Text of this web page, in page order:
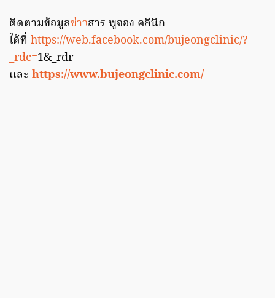
ติดตามข้อมูลข่าวสาร พูจอง คลีนิก
ได้ที่ https://web.facebook.com/bujeongclinic/?
_rdc=1&_rdr
และ https://www.bujeongclinic.com/